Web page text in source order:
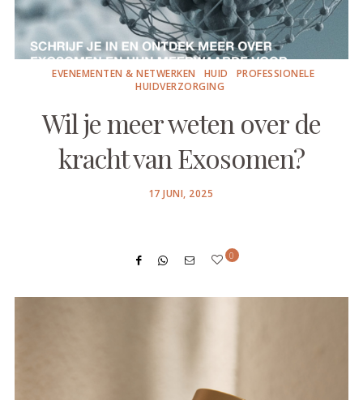
EVENEMENTEN & NETWERKEN HUID
PROFESSIONELE
HUIDVERZORGING
Wil je meer weten over de
kracht van Exosomen?
POSTED
17 JUNI, 2025
0